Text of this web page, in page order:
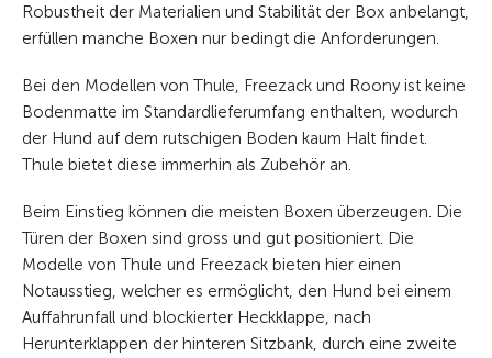
Robustheit der Materialien und Stabilität der Box anbelangt,
erfüllen manche Boxen nur bedingt die Anforderungen.
Bei den Modellen von Thule, Freezack und Roony ist keine
Bodenmatte im Standardlieferumfang enthalten, wodurch
der Hund auf dem rutschigen Boden kaum Halt findet.
Thule bietet diese immerhin als Zubehör an.
Beim Einstieg können die meisten Boxen überzeugen. Die
Türen der Boxen sind gross und gut positioniert. Die
Modelle von Thule und Freezack bieten hier einen
Notausstieg, welcher es ermöglicht, den Hund bei einem
Auffahrunfall und blockierter Heckklappe, nach
Herunterklappen der hinteren Sitzbank, durch eine zweite